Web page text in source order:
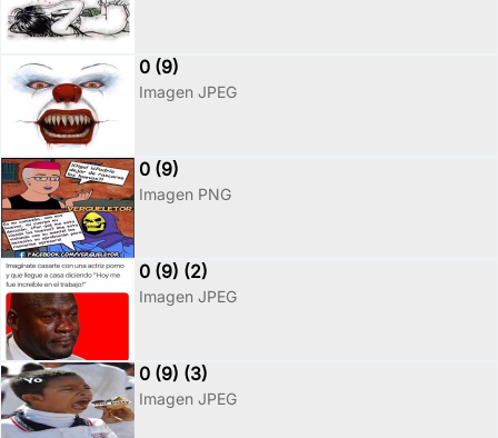
0 (9)
Imagen JPEG
0 (9)
Imagen PNG
0 (9) (2)
Imagen JPEG
0 (9) (3)
Imagen JPEG